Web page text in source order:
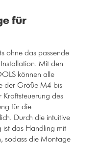
für
ohne das passende
Mit den
können alle
der Größe M4 bis
des
für die
Durch die intuitive
ist das Handling mit
sodass die Montage